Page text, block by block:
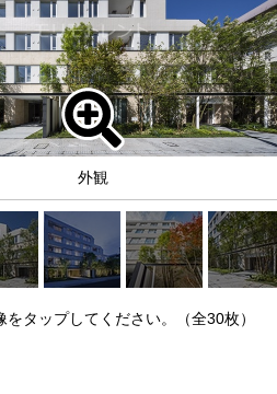
外観
をタップしてください。（全30枚）